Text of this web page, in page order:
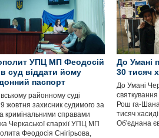
УПЦ МП Феодосій
суд віддати йому
паспорт
районному суді
жовтня захисник судимого за
кримінальними справами
Черкаської єпархії УПЦ МП
Феодосія Снігірьова,
До Умані
30 тисяч
До Умані
Рош га-
тисяч
Об'єднана